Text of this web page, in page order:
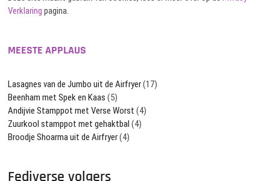
Verklaring pagina.
MEESTE APPLAUS
Lasagnes van de Jumbo uit de Airfryer(17)
Beenham met Spek en Kaas (5)
Andijvie Stamppot met Verse Worst (4)
Zuurkool stamppot met gehaktbal (4)
Broodje Shoarma uit de Airfryer(4)
Fediverse volgers